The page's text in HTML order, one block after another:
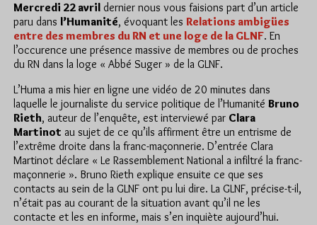
Mercredi 22 avril dernier nous vous faisions part d’un article
paru dans l’Humanité, évoquant les Relations ambigües
entre des membres du RN et une loge de la GLNF. En
l’occurence une présence massive de membres ou de proches
du RN dans la loge « Abbé Suger » de la GLNF.
L’Huma a mis hier en ligne une vidéo de 20 minutes dans
laquelle le journaliste du service politique de l’Humanité Bruno
Rieth, auteur de l’enquête, est interviewé par Clara
Martinot au sujet de ce qu’ils affirment être un entrisme de
l’extrême droite dans la franc-maçonnerie. D’entrée Clara
Martinot déclare « Le Rassemblement National a infiltré la franc-
maçonnerie ». Bruno Rieth explique ensuite ce que ses
contacts au sein de la GLNF ont pu lui dire. La GLNF, précise-t-il,
n’était pas au courant de la situation avant qu’il ne les
contacte et les en informe, mais s’en inquiète aujourd’hui.